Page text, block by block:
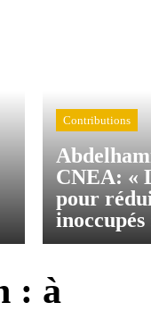
Contributions
CNEA: «
pour
inoccupés
: à